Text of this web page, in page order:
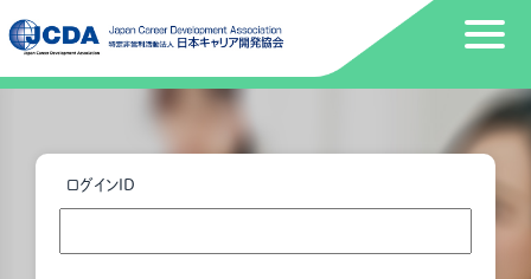
ログインID